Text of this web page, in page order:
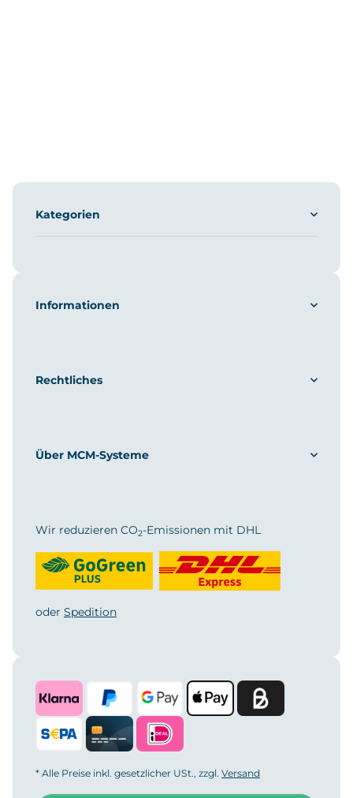
Kategorien
Informationen
Rechtliches
Über MCM-Systeme
Wir reduzieren CO2-Emissionen mit DHL
oder Spedition
* Alle Preise inkl. gesetzlicher USt., zzgl. Versand